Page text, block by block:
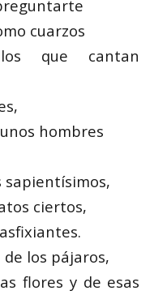
cuarzos
que cantan
hombres
sapientísimos,
ciertos,
los pájaros,
flores y de esas